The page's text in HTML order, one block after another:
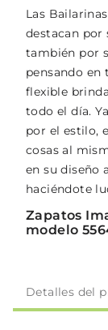
Las
destacan por
también por
pensando en
flexible
todo el día.
por el estilo,
cosas al
en su diseño
haciéndote
Zapatos
modelo
Detalles del